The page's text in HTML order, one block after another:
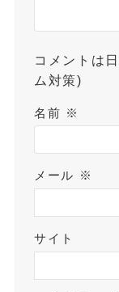
コメントは
ム対策)
名前 ※
メール ※
サイト